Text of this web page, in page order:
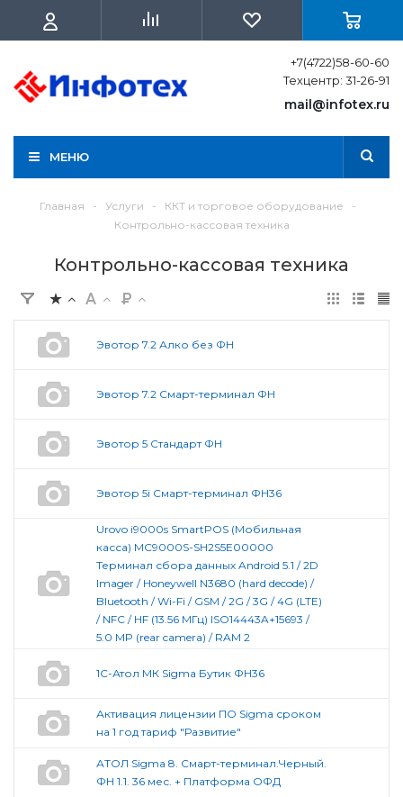
+7(4722)58-60-60
Техцентр: 31-26-91
mail@infotex.ru
МЕНЮ
Главная - Услуги - ККТ и торговое оборудование
-
Контрольно-кассовая техника
Контрольно-кассовая техника
Эвотор 7.2 Алко без ФН
Эвотор 7.2 Смарт-терминал ФН
Эвотор 5 Стандарт ФН
Эвотор 5i Смарт-терминал ФН36
Urovo i9000s SmartPOS (Мобильная
касса) MC9000S-SH2S5E00000
Терминал сбора данных Android 5.1 / 2D
Imager / Honeywell N3680 (hard decode) /
Bluetooth / Wi-Fi / GSM / 2G / 3G / 4G (LTE)
/ NFC / HF (13.56 МГц) ISO14443A+15693 /
5.0 MP (rear camera) / RAM 2
1С-Атол МК Sigma Бутик ФН36
Активация лицензии ПО Sigma сроком
на 1 год тариф "Развитие"
АТОЛ Sigma 8. Смарт-терминал.Черный.
ФН 1.1. 36 мес. + Платформа ОФД